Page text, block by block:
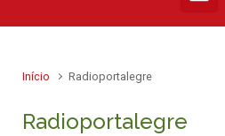
Início Radioportalegre
Radioportalegre